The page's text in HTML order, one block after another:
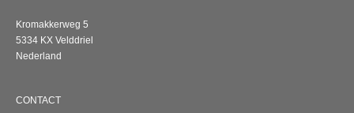
Kromakkerweg 5
5334 KX Velddriel
Nederland
CONTACT